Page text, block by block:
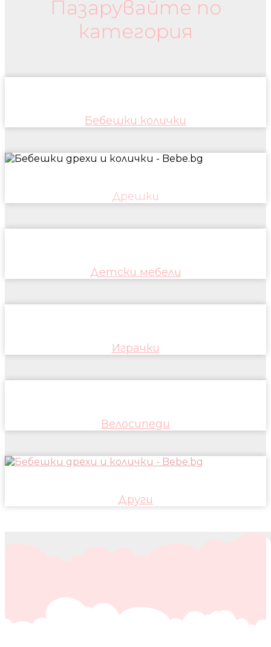
Пазарувайте по
категория
Бебешки колички
Дрешки
Детски мебели
Играчки
Велосипеди
Други